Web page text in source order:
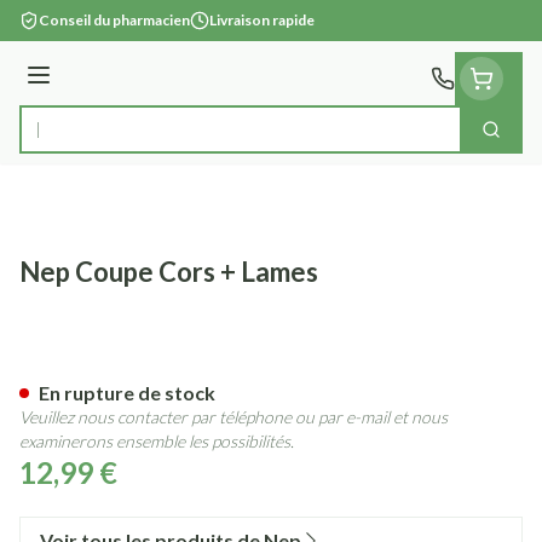
Aller au contenu
Conseil du pharmacien Livraison rapide
Menu
Rechercher
Nep Coupe Cors + Lames
12,99 €
En rupture de stock
Veuillez nous contacter par téléphone ou par e-mail et nous
examinerons ensemble les possibilités.